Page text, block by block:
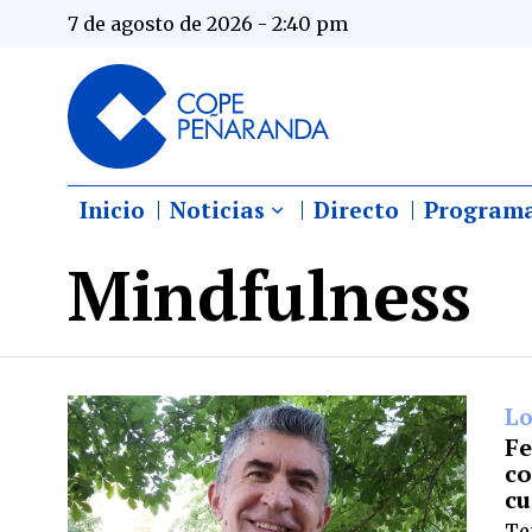
7 de agosto de 2026 - 2:40 pm
Inicio Noticias Directo
Mindfulness